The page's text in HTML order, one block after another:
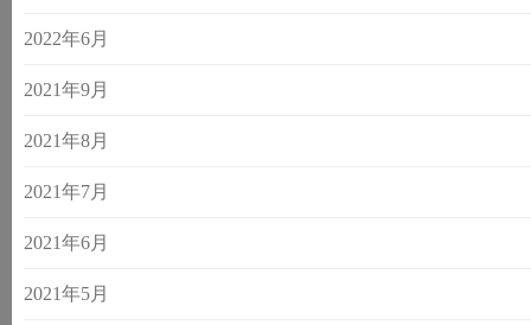
2022年6月
2021年9月
2021年8月
2021年7月
2021年6月
2021年5月